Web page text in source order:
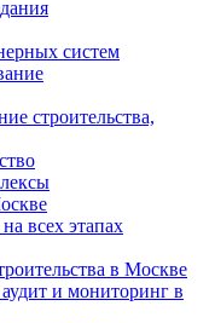
систем
строительства,
всех этапах
в Москве
и мониторинг в